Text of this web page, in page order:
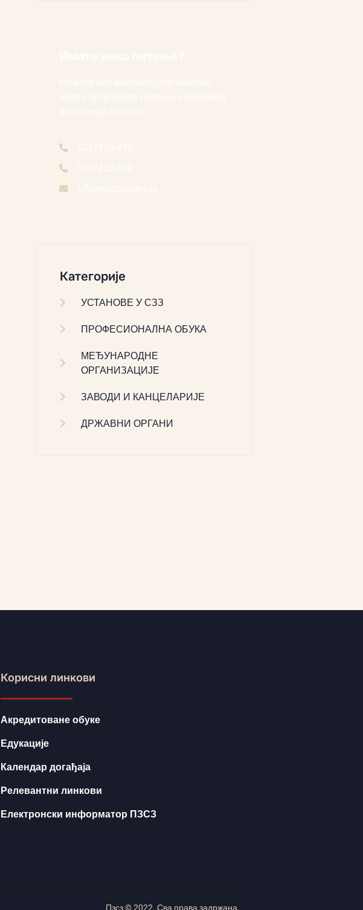
Категорије
УСТАНОВЕ У СЗЗ
ПРОФЕСИОНАЛНА ОБУКА
МЕЂУНАРОДНЕ
ОРГАНИЗАЦИЈЕ
ЗАВОДИ И КАНЦЕЛАРИЈЕ
ДРЖАВНИ ОРГАНИ
Корисни линкови
Акредитоване обуке
Едукације
Календар догађаја
Релевантни линкови
Електронски информатор ПЗСЗ